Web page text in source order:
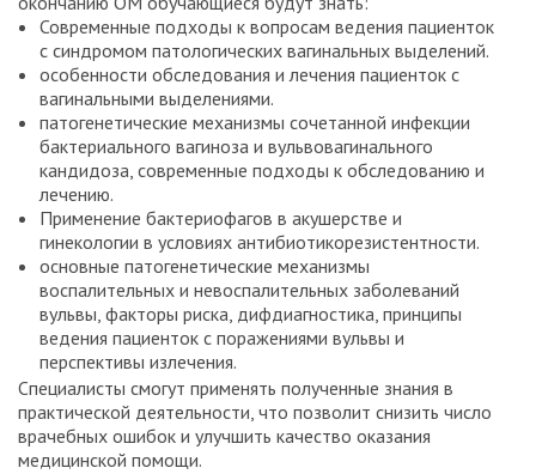
Современные подходы к вопросам ведения пациенток
с синдромом патологических вагинальных выделений.
особенности обследования и лечения пациенток с
вагинальными выделениями.
патогенетические механизмы сочетанной инфекции
бактериального вагиноза и вульвовагинального
кандидоза, современные подходы к обследованию и
лечению.
Применение бактериофагов в акушерстве и
гинекологии в условиях антибиотикорезистентности.
основные патогенетические механизмы
воспалительных и невоспалительных заболеваний
вульвы, факторы риска, дифдиагностика, принципы
ведения пациенток с поражениями вульвы и
перспективы излечения.
Специалисты смогут применять полученные знания в
практической деятельности, что позволит снизить число
врачебных ошибок и улучшить качество оказания
медицинской помощи.